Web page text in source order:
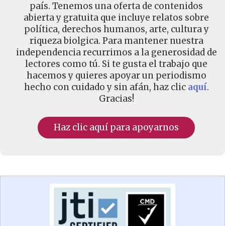
país. Tenemos una oferta de contenidos
abierta y gratuita que incluye relatos sobre
política, derechos humanos, arte, cultura y
riqueza biolgica. Para mantener nuestra
independencia recurrimos a la generosidad de
lectores como tú. Si te gusta el trabajo que
hacemos y quieres apoyar un periodismo
hecho con cuidado y sin afán, haz clic aquí.
Gracias!
Haz clic aquí para apoyarnos